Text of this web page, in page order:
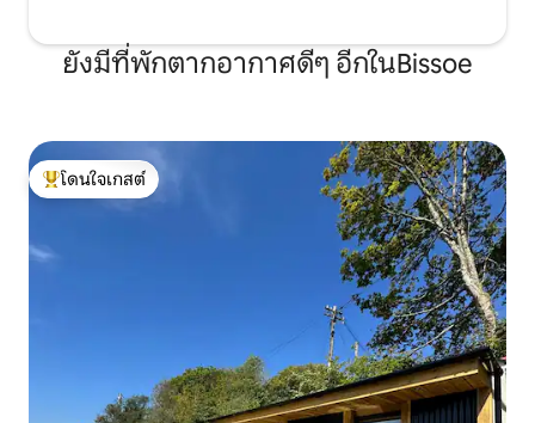
ยังมีที่พักตากอากาศดีๆ อีกในBissoe
โดนใจเกสต์ที่สุด
โดนใจเกสต์